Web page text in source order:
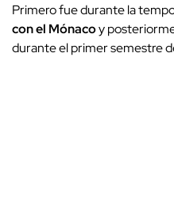
Primero fue durante la
con el Mónacoy
durante el primer semestre